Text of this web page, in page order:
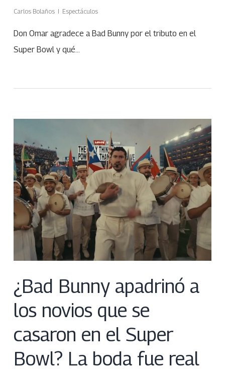
Carlos Bolaños Espectáculos
Don Omar agradece a Bad Bunny por el tributo en el
Super Bowl y qué…
¿Bad Bunny apadrinó a
los novios que se
casaron en el Super
Bowl? La boda fue real